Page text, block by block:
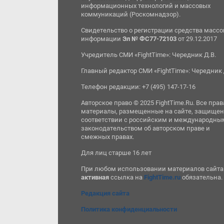
информационных технологий и массовых
коммуникаций (Роскомнадзор).
Свидетельство о регистрации средства
информацииЭл № ФС77-72103 от 29.12.2017
Учредитель СМИ «FightTime»: Чередник Д.В.
Главный редактор СМИ «FightTime»: Чередник
Телефон редакции: +7 (495) 147-17-16
Авторское право © 2025 FightTime.Ru. Все
материалы, размещенные на сайте,
соответствии с российским и
законодательством об авторском праве и
смежных правах.
Для лиц старше 16 лет
При любом использовании материалов сайта
активная ссылка на FightTime.ru обязательна.
Редакция сайта
Политика конфиденциальности